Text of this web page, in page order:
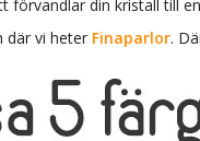
förvandlar din kristall till
där vi heter Finaparlor.